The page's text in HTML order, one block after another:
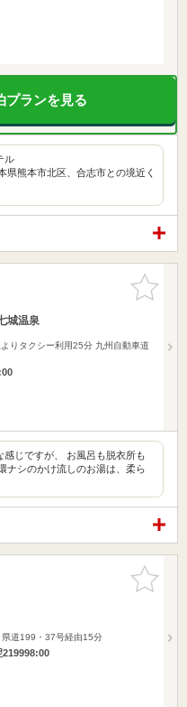
プランを見る
佇む豪華ホテル
合志市との境近く
お気に入
りに追加
城温泉
りタクシー利用25分 九州自動車道
じですが、 お風呂も脱衣所も
ナシのかけ流しのお湯は、柔ら
お気に入
りに追加
道199・37号経由15分
219998:00